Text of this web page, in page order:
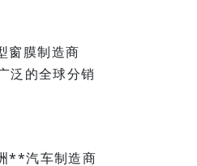
窗膜制造商
泛的全球分销
**汽车制造商